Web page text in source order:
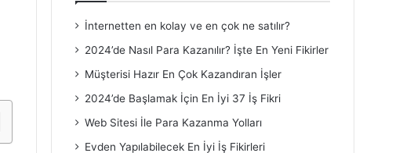
İnternetten en kolay ve en çok ne satılır?
2024’de Nasıl Para Kazanılır? İşte En Yeni Fikirler
Müşterisi Hazır En Çok Kazandıran İşler
2024’de Başlamak İçin En İyi 37 İş Fikri
Web Sitesi İle Para Kazanma Yolları
Evden Yapılabilecek En İyi İş Fikirleri